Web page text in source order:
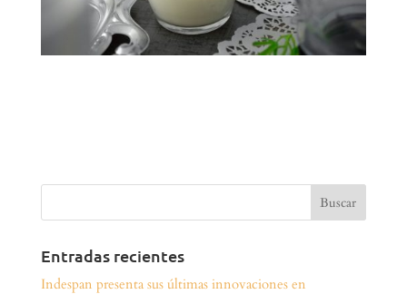
Entradas recientes
Indespan presenta sus últimas innovaciones en